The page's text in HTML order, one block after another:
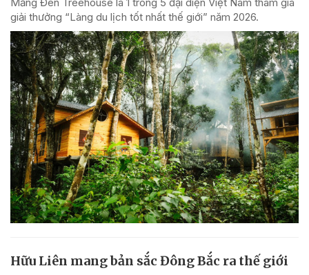
giải thưởng “Làng du lịch tốt nhất thế giới” năm 2026.
Hữu Liên mang bản sắc Đông Bắc ra thế giới